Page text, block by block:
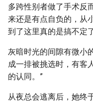
多跨性别者做了手术反
来还是有点自负的，从
到了这里真的是搞不定
灰暗时光的间隙有微小
成一排被挑选时，有客
的认同。”
从夜总会逃离后，她终